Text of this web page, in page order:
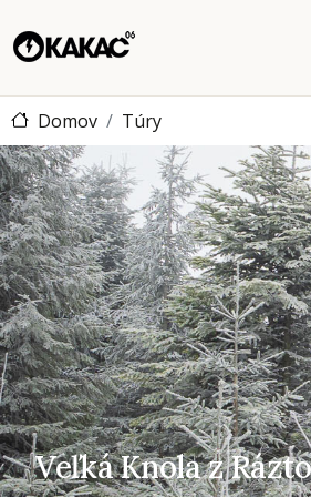
Domov Túry
Veľká Knola z
Veľká Knola z